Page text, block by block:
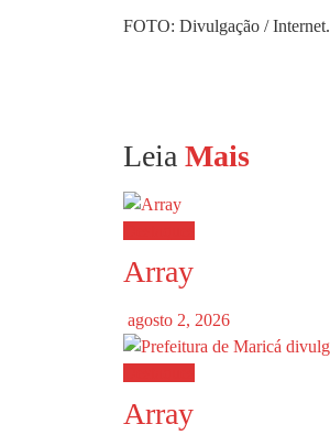
FOTO: Divulgação / Internet.
Leia Mais
Array
agosto 2, 2026
Array